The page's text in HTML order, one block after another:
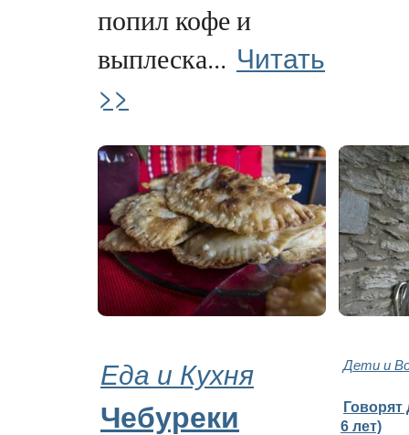
попил кофе и
выплеска... Читать
>>
Еда и Кухня Дети и
Чебуреки
Говорят
6 лет)